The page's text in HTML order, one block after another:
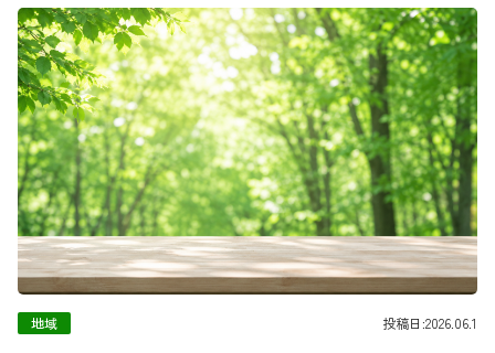
地域 投稿日:2026.06.1